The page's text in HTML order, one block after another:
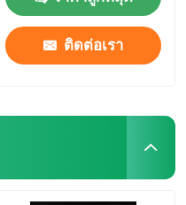
ติดต่อเรา